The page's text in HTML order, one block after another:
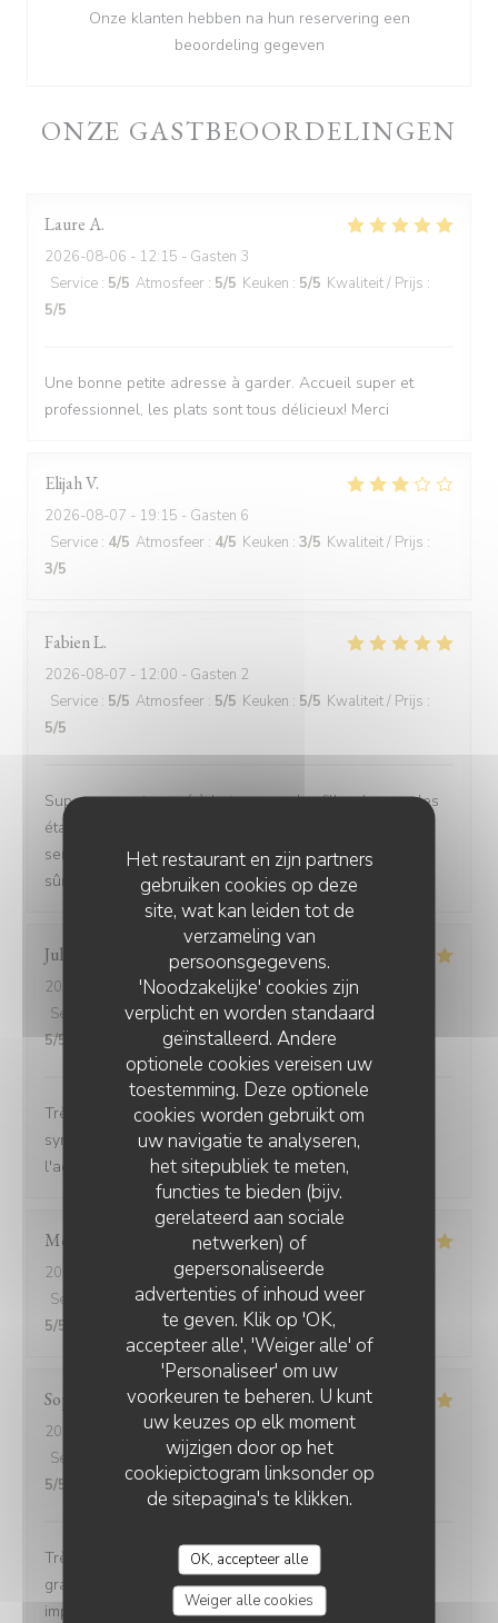
Het restaurant en zijn partners
gebruiken cookies op deze
site, wat kan leiden tot de
verzameling van
persoonsgegevens.
'Noodzakelijke' cookies zijn
verplicht en worden standaard
geïnstalleerd. Andere
optionele cookies vereisen uw
toestemming. Deze optionele
cookies worden gebruikt om
uw navigatie te analyseren,
het sitepubliek te meten,
functies te bieden (bijv.
gerelateerd aan sociale
netwerken) of
gepersonaliseerde
advertenties of inhoud weer
te geven. Klik op 'OK,
accepteer alle', 'Weiger alle' of
'Personaliseer' om uw
voorkeuren te beheren. U kunt
uw keuzes op elk moment
wijzigen door op het
cookiepictogram linksonder op
de sitepagina's te klikken.
OK, accepteer alle
Weiger alle cookies
ONZE GASTBEOORDELINGEN
LaureA
2026-08-06 - 12:15 - Gasten 3
Service : 5/5 Atmosfeer : 5/5 Keuken : 5/5 Kwaliteit / Prijs :
5/5
Une bonne petite adresse à garder. Accueil super et
professionnel, les plats sont tous délicieux! Merci
ElijahV
2026-08-07 - 19:15 - Gasten 6
Service : 4/5 Atmosfeer : 4/5 Keuken : 3/5 Kwaliteit / Prijs :
3/5
FabienL
2026-08-07 - 12:00 - Gasten 2
Service : 5/5 Atmosfeer : 5/5 Keuken : 5/5 Kwaliteit / Prijs :
5/5
Super moment passé à la terrasse des filles, les moules
étaient délicieuses, je recommande la version curry. La
serveuse est vraiment au top :) Nous reviendrons, c'est
sûr 🙂
Julie
2026-08-06
- 19:15 - Gasten 1
Service
/5 Atmosfeer:5 /5 Keuken : 5/5 Kwaliteit / Prijs
5/5
Très bon accueil, service impeccable, rapide et
sympathique. Je recommande vraiment et retiendrais
l'adresse pour mon prochain passage. Merci
Monique
2026-08-07
- 14:00 - Gasten 6
Service
Atmosfeer: 5/5 Keuken:5/5 Kwaliteit / Prijs
5/5
Sophie
2026-08-07
- 12:15 - Gasten 4
Service
Atmosfeer:5/5 Keuken:5 /5 Kwaliteit / Prijs
5/5
Très agréable emplacement, nous avons mangé sur la
grande terrasse. La cuisine est bonne et le service
impeccable.
Onze klanten hebben na hun reservering een
beoordeling gegeven